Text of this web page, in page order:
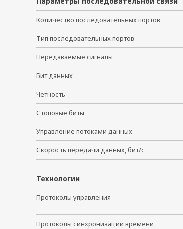
NPort IA5450AI-T-IEX
NPort IA5250I
Количество последовательных портов
Тип последовательных портов
Передаваемые сигналы
Бит данных
Четность
Стоповые биты
Управление потоками данных
Скорость передачи данных, бит/с
Технологии
Протоколы управления
Протоколы синхронизации времени